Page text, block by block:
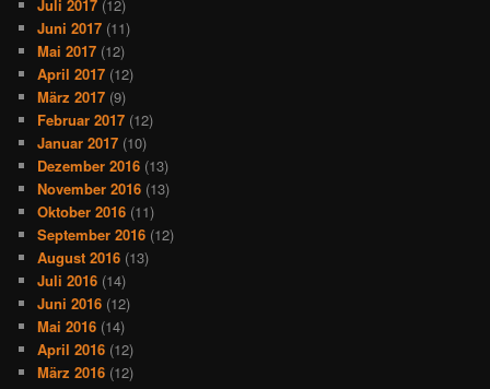
Juli 2017 (12)
Juni 2017 (11)
Mai 2017 (12)
April 2017 (12)
März 2017 (9)
Februar 2017 (12)
Januar 2017 (10)
Dezember 2016 (13)
November 2016 (13)
Oktober 2016 (11)
September 2016 (12)
August 2016 (13)
Juli 2016 (14)
Juni 2016 (12)
Mai 2016 (14)
April 2016 (12)
März 2016 (12)